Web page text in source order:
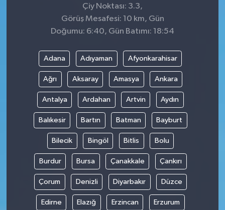
Çiy Noktası: 3.3,
Görüş Mesafesi: 10 km, Gün
Doğumu: 6:40, Gün Batımı: 18:54
Adana Adıyaman Afyonkarahisar
Ağrı Aksaray Amasya Ankara
Antalya Ardahan Artvin Aydın
Balıkesir Bartın Batman Bayburt
Bilecik Bingöl Bitlis Bolu
Burdur Bursa Çanakkale Çankırı
Çorum Denizli Diyarbakır Düzce
Edirne Elazığ Erzincan Erzurum